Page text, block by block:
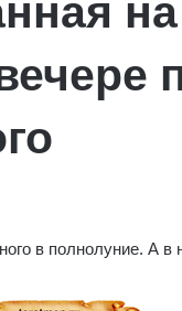
на
в полнолуние. А в